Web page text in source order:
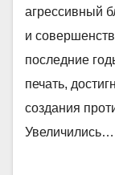
агрессивный
и
последние
печать,
создания
Увеличились…